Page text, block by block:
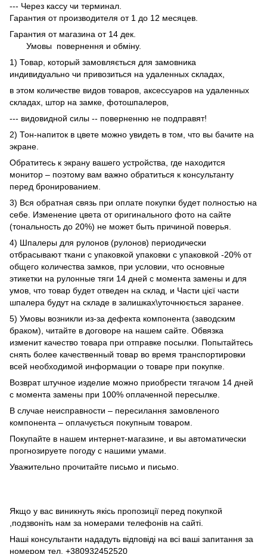
--- Через кассу чи терминал.
Гарантия от производителя от 1 до 12 месяцев.
Гарантия от магазина от 14 дек.
Умовы повернення и обміну.
1) Товар, который замовляється для замовника
индивидуально чи привозиться на удаленных складах,
в этом количестве видов товаров, аксессуаров на удаленных
складах, штор на замке, фотошпалеров,
--- видовидной силы -- поверненню не подправят!
2) Тон-напиток в цвете можно увидеть в том, что вы бачите на
экране.
Обратитесь к экрану вашего устройства, где находится
монитор – поэтому вам важно обратиться к консультанту
перед бронированием.
3) Вся обратная связь при оплате покупки будет полностью на
себе. Изменение цвета от оригинального фото на сайте
(тональность до 20%) не может быть причиной поверья.
4) Шпалеры для рулонов (рулонов) периодически
отбрасывают ткани с упаковкой упаковки с упаковкой -20% от
общего количества замков, при условии, что основные
этикетки на рулонные тяги 14 дней с момента замены и для
умов, что товар будет отведен на склад, и Части цієї части
шпалера будут на складе в залишках\уточнюється заранее.
5) Умовы возникли из-за дефекта компонента (заводским
браком), читайте в договоре на нашем сайте. Обвязка
изменит качество товара при отправке посылки. Попытайтесь
снять более качественный товар во время транспортировки
всей необходимой информации о товаре при покупке.
Возврат штучное изделие можно приобрести тягачом 14 дней
с момента замены при 100% оплаченной пересылке.
В случае неисправности – пересилання замовленого
компонента – оплачується покупным товаром.
Покупайте в нашем интернет-магазине, и вы автоматически
прогнозируете погоду с нашими умами.
Уважительно прочитайте письмо и письмо.
Якщо у вас виникнуть якісь пропозиції перед покупкой
,подзвоніть нам за номерами телефонів на сайті.
Наші консультанти нададуть відповіді на всі ваші запитання за
номером тел. +380932452520